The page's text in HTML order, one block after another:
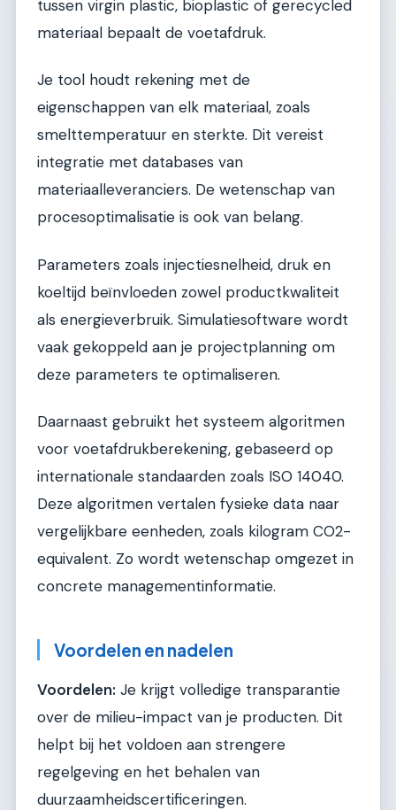
tussen virgin plastic, bioplastic of gerecycled
materiaal bepaalt de voetafdruk.
Je tool houdt rekening met de
eigenschappen van elk materiaal, zoals
smelttemperatuur en sterkte. Dit vereist
integratie met databases van
materiaalleveranciers. De wetenschap van
procesoptimalisatie is ook van belang.
Parameters zoals injectiesnelheid, druk en
koeltijd beïnvloeden zowel productkwaliteit
als energieverbruik. Simulatiesoftware wordt
vaak gekoppeld aan je projectplanning om
deze parameters te optimaliseren.
Daarnaast gebruikt het systeem algoritmen
voor voetafdrukberekening, gebaseerd op
internationale standaarden zoals ISO 14040.
Deze algoritmen vertalen fysieke data naar
vergelijkbare eenheden, zoals kilogram CO2-
equivalent. Zo wordt wetenschap omgezet in
concrete managementinformatie.
Voordelen en nadelen
Voordelen: Je krijgt volledige transparantie
over de milieu-impact van je producten. Dit
helpt bij het voldoen aan strengere
regelgeving en het behalen van
duurzaamheidscertificeringen.